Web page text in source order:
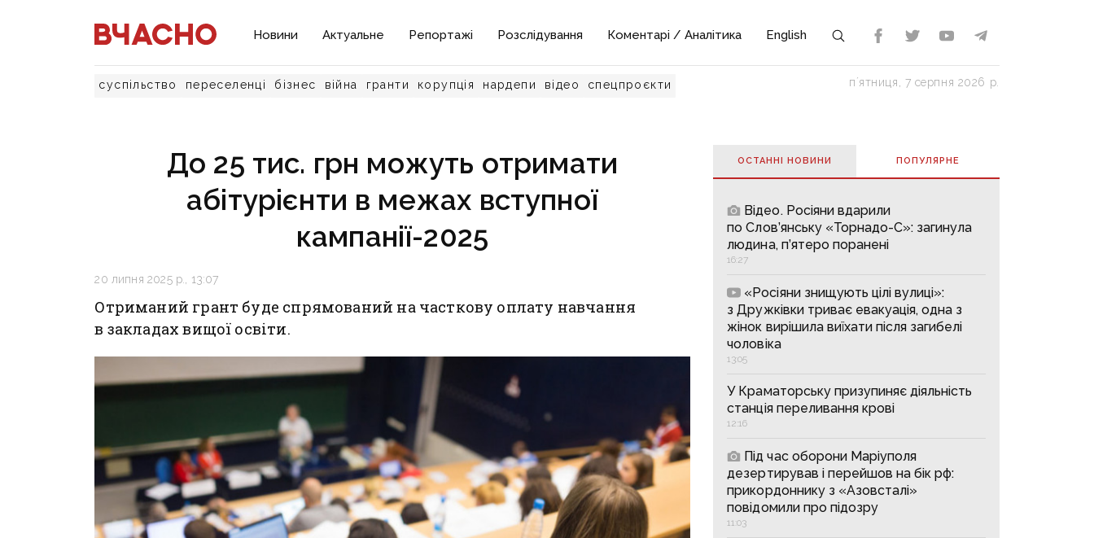
Новини Актуальне Репортажі Розслідування Коментарі / Аналітика English
суспільство переселенці бізнес війна гранти корупція нардепи відео спецпроєкти пʼятниця, 7 серпня 2026 р.
До 25 тис. грн можуть отримати
абітурієнти в межах вступної
кампанії-2025
20 липня 2025 р., 13:07
Отриманий грант буде спрямований на часткову оплату навчання
в закладах вищої освіти.
ОСТАННІ НОВИНИ ПОПУЛЯРНE
Відео. Росіяни вдарили
по Слов’янську «Торнадо-С»: загинула
людина, п’ятеро поранені
16:27
«Росіяни знищують цілі вулиці»:
з Дружківки триває евакуація, одна з
жінок вирішила виїхати після загибелі
чоловіка
13:05
У Краматорську призупиняє діяльність
станція переливання крові
12:16
Під час оборони Маріуполя
дезертирував і перейшов на бік рф:
прикордоннику з «Азовсталі»
повідомили про підозру
11:03